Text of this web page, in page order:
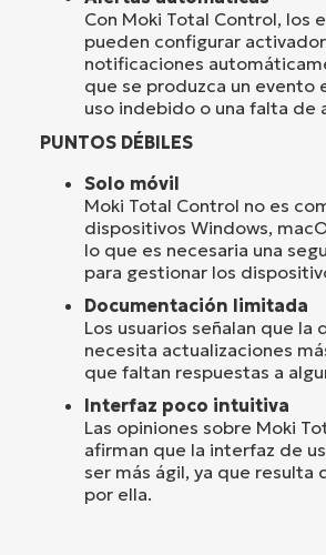
Con Moki Total Control, los
pueden configurar
notificaciones
que se produzca un evento
uso indebido o una falta de
PUNTOS DÉBILES
Solo móvil
Moki Total Control no es
dispositivos Windows,
lo que es necesaria una
para gestionar los
Documentación limitada
Los usuarios señalan que la
necesita actualizaciones
que faltan respuestas a
Interfaz poco intuitiva
Las opiniones sobre Moki
afirman que la interfaz de
ser más ágil, ya que resulta
por ella.